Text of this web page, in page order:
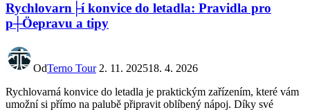
Rychlovarn├í konvice do letadla: Pravidla pro
p┼Öepravu a tipy
OdTerno Tour 2. 11. 202518. 4. 2026
Rychlovarná konvice do letadla je praktickým zařízením, které vám
umožní si přímo na palubě připravit oblíbený nápoj. Díky své